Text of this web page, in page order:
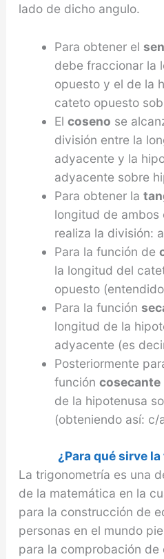
lado de dicho angulo.
Para obtener el
debe fraccionar la
opuesto y el de la
cateto opuesto
El coseno se
división entre la
adyacente y la
adyacente sobre
Para obtener la
longitud de ambos
realiza la división:
Para la función de
la longitud del
opuesto
Para la función
longitud de la
adyacente (es
Posteriormente
función cosecante
de la hipotenusa
(obteniendo así: c/
¿Para qué sirve
La trigonometría es una
de la matemática en la
para la construcción de
personas en el mundo
para la comprobación de